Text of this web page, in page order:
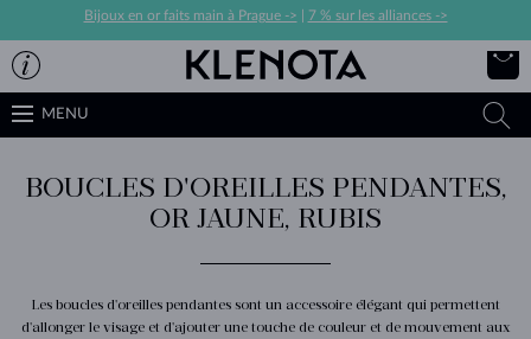
Bijoux en or faits main à Prague -> 7 % sur les alliances ->
MENU
BOUCLES D'OREILLES PENDANTES,
OR JAUNE, RUBIS
Les boucles d'oreilles pendantes sont un accessoire élégant qui permettent
d'allonger le visage et d'ajouter une touche de couleur et de mouvement aux